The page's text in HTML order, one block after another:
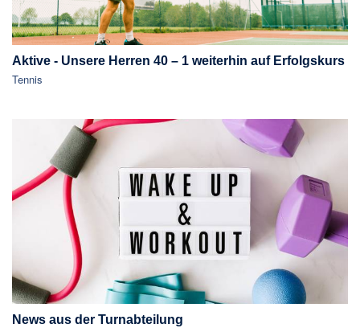
Aktive - Unsere Herren 40 – 1 weiterhin auf Erfolgskurs
Tennis
News aus der Turnabteilung